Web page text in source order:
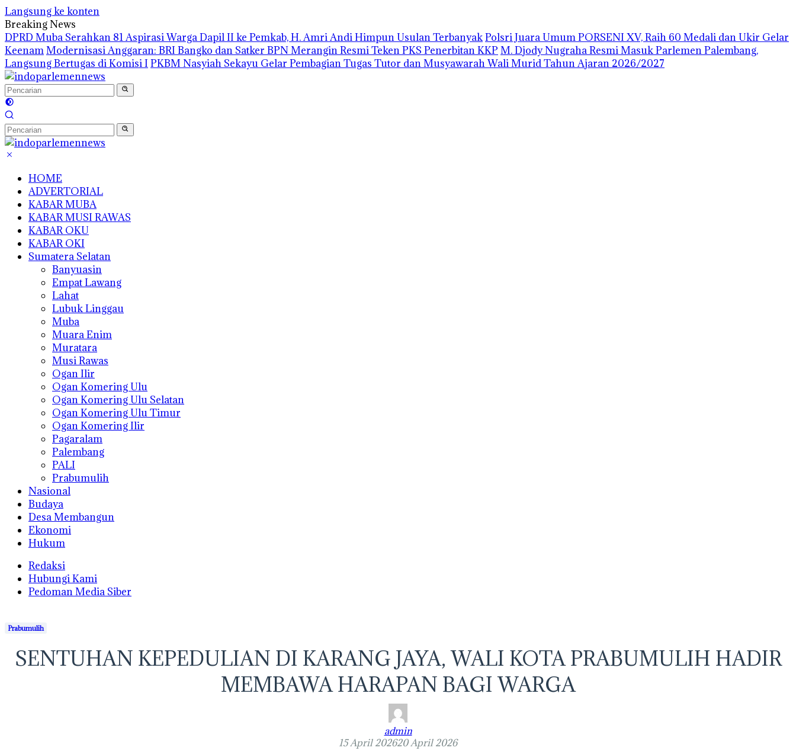
Langsung ke konten
Breaking News
DPRD Muba Serahkan 81 Aspirasi Warga Dapil II ke Pemkab, H. Amri Andi Himpun Usulan TerbanyakPolsri Juara Umum PORSENI XV, Raih 60 Medali dan Ukir Gelar
KeenamModernisasi Anggaran: BRI Bangko dan Satker BPN Merangin Resmi Teken PKS Penerbitan KKP M. Djody Nugraha Resmi Masuk Parlemen Palembang,
Langsung Bertugas di Komisi I PKBM Nasyiah Sekayu Gelar Pembagian Tugas Tutor dan Musyawarah Wali Murid Tahun Ajaran 2026/2027
HOME
ADVERTORIAL
KABAR MUBA
KABAR MUSI RAWAS
KABAR OKU
KABAR OKI
Sumatera Selatan
Banyuasin
Empat Lawang
Lahat
Lubuk Linggau
Muba
Muara Enim
Muratara
Musi Rawas
Ogan Ilir
Ogan Komering Ulu
Ogan Komering Ulu Selatan
Ogan Komering Ulu Timur
Ogan Komering Ilir
Pagaralam
Palembang
PALI
Prabumulih
Nasional
Budaya
Desa Membangun
Ekonomi
Hukum
Redaksi
Hubungi Kami
Pedoman Media Siber
Prabumulih
SENTUHAN KEPEDULIAN DI KARANG JAYA, WALI KOTA PRABUMULIH HADIR
MEMBAWA HARAPAN BAGI WARGA
admin
15 April 202620 April 2026